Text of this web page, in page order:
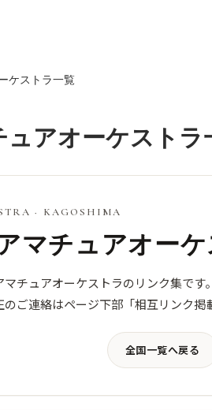
ケストラ一覧
ュアオーケストラ
· KAGOSHIMA
マチュアオー
チュアオーケストラのリンク集です
ご連絡はページ下部「相互リンク掲
全国一覧へ戻る